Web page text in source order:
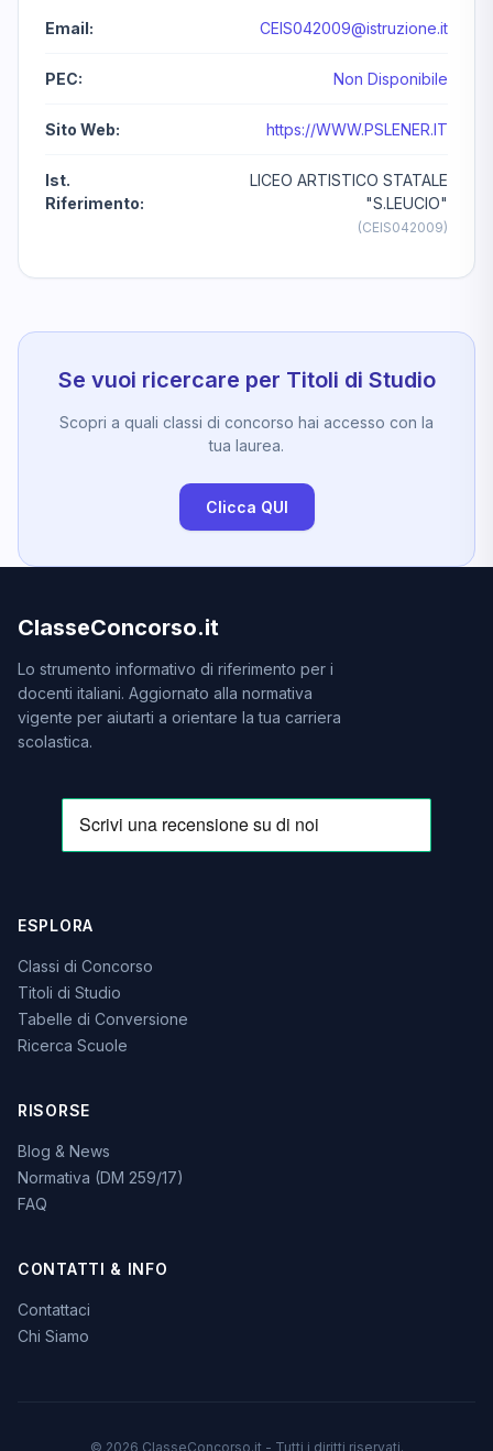
Email: CEIS042009@istruzione.it
PEC: Non Disponibile
Sito Web: https://WWW.PSLENER.IT
Ist.
Riferimento:
LICEO ARTISTICO STATALE
"S.LEUCIO"
(CEIS042009)
Se vuoi ricercare per Titoli di Studio
Scopri a quali classi di concorso hai accesso con la
tua laurea.
Clicca QUI
ClasseConcorso.it
Lo strumento informativo di riferimento per i
docenti italiani. Aggiornato alla normativa
vigente per aiutarti a orientare la tua carriera
scolastica.
ESPLORA
Classi di Concorso
Titoli di Studio
Tabelle di Conversione
Ricerca Scuole
RISORSE
Blog & News
Normativa (DM 259/17)
FAQ
CONTATTI & INFO
Contattaci
Chi Siamo
© 2026 ClasseConcorso.it - Tutti i diritti riservati.